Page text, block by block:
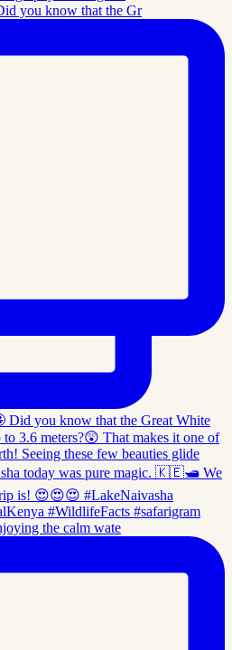
you know that the Gr
the calm wate